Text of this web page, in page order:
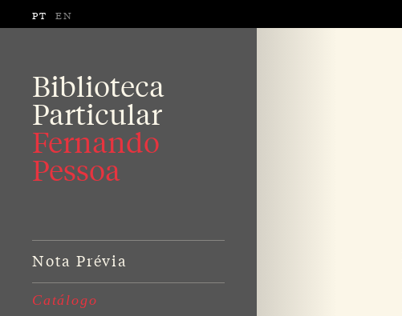
PT EN
Biblioteca
Particular
Fernando
Pessoa
Nota Prévia
Catálogo